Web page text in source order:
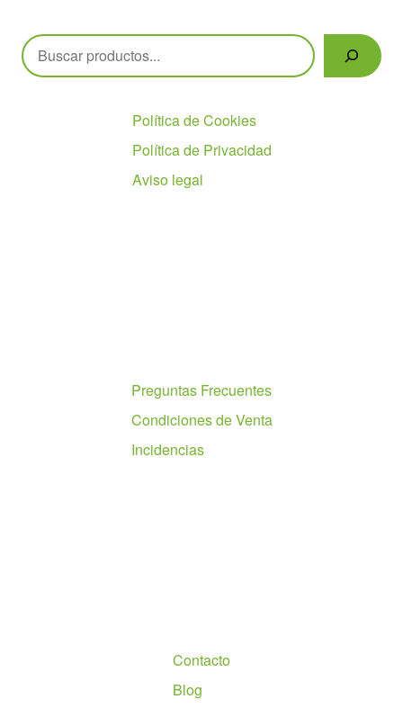
Buscar
Política de Cookies
Política de Privacidad
Aviso legal
Preguntas Frecuentes
Condiciones de Venta
Incidencias
Contacto
Blog